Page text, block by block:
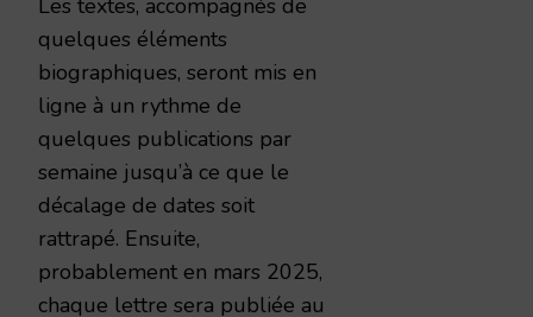
quelques éléments
biographiques, seront mis en
ligne à un rythme de
quelques publications par
semaine jusqu’à ce que le
décalage de dates soit
rattrapé. Ensuite,
probablement en mars 2025,
chaque lettre sera publiée au